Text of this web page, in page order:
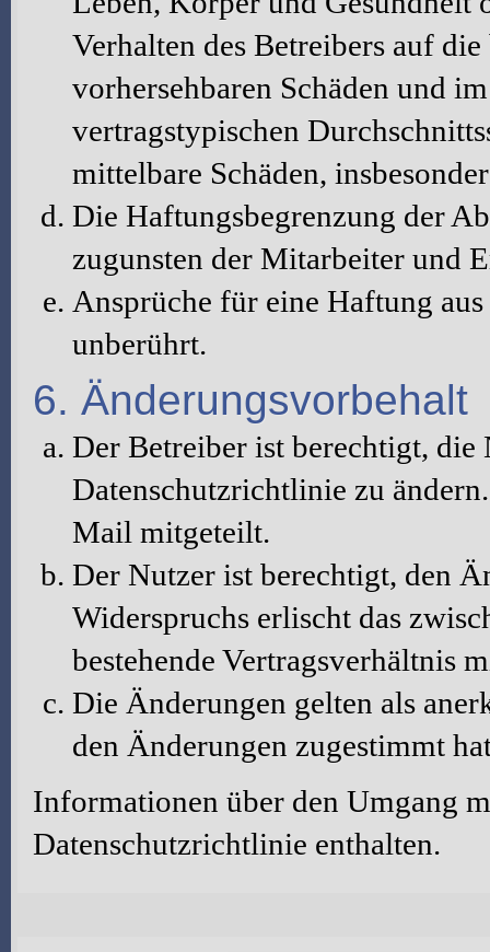
Verhalten des Betreibers auf
vorhersehbaren Schäden und
vertragstypischen
mittelbare Schäden,
Die Haftungsbegrenzung der
zugunsten der Mitarbeiter und
Ansprüche für eine Haftung
unberührt.
6. Änderungsvorbehalt
Der Betreiber ist berechtigt,
Datenschutzrichtlinie zu
Mail mitgeteilt.
Der Nutzer ist berechtigt, den
Widerspruchs erlischt das
bestehende Vertragsverhältnis
Die Änderungen gelten als
den Änderungen zugestimmt
Informationen über den Umgang
Datenschutzrichtlinie enthalten.